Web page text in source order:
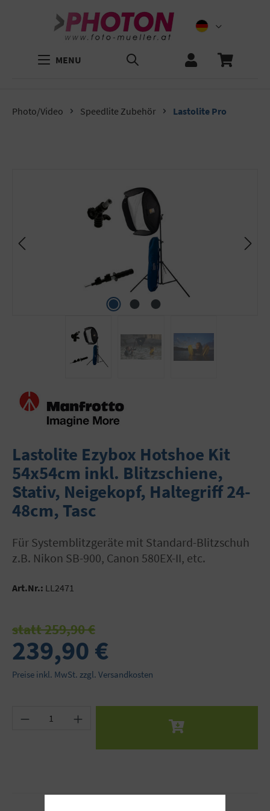
MENU
Photo/Video Speedlite Zubehör Lastolite Pro
Lastolite Ezybox Hotshoe Kit
54x54cm inkl. Blitzschiene,
Stativ, Neigekopf, Haltegriff 24-
48cm, Tasc
für Systemblitzgeräte mit Standard-Blitzschuh
z.B. Nikon SB-900, Canon 580EX-II, etc.
Art.Nr.: LL2471
statt 259,90 €
239,90 €
Preise inkl. MwSt. zzgl. Versandkosten
Produkt Anzahl: Gib den gewünschten Wert